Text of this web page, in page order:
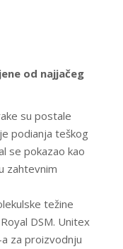
od najjačeg
su postale
podianja teškog
se pokazao kao
zahtevnim
težine
DSM. Unitex
za proizvodnju